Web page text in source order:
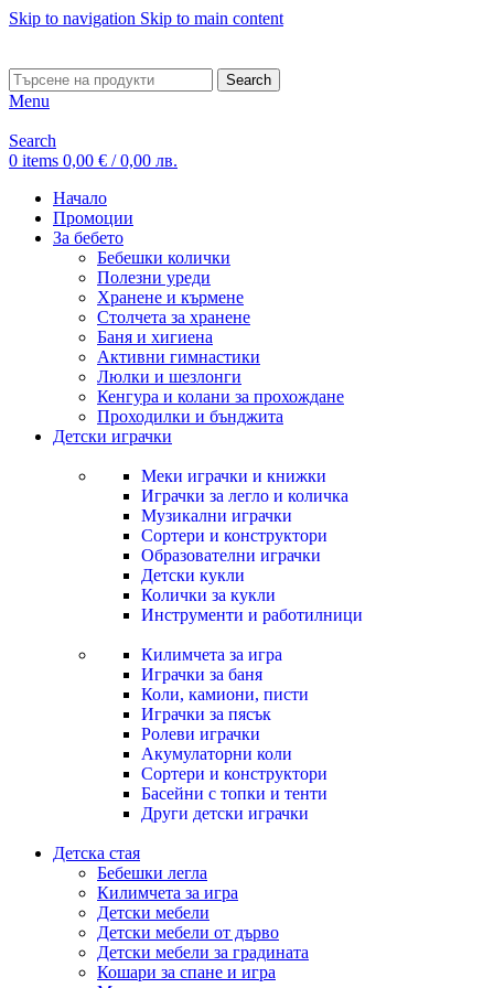
Skip to navigation Skip to main content
Search
Menu
Search
0 items 0,00 € / 0,00 лв.
Начало
Промоции
За бебето
Бебешки колички
Полезни уреди
Хранене и кърмене
Столчета за хранене
Баня и хигиена
Активни гимнастики
Люлки и шезлонги
Кенгура и колани за прохождане
Проходилки и бънджита
Детски играчки
Меки играчки и книжки
Играчки за легло и количка
Музикални играчки
Сортери и конструктори
Образователни играчки
Детски кукли
Колички за кукли
Инструменти и работилници
Килимчета за игра
Играчки за баня
Коли, камиони, писти
Играчки за пясък
Ролеви играчки
Акумулаторни коли
Сортери и конструктори
Басейни с топки и тенти
Други детски играчки
Детска стая
Бебешки легла
Килимчета за игра
Детски мебели
Детски мебели от дърво
Детски мебели за градината
Кошари за спане и игра